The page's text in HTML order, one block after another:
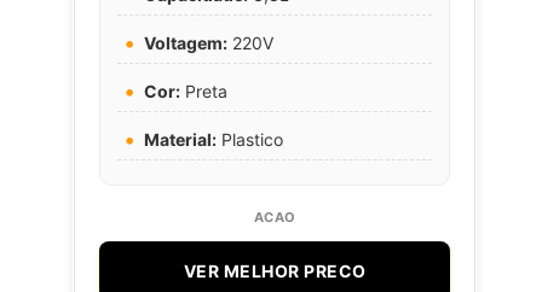
Voltagem: 220V
Cor: Preta
Material: Plastico
VER MELHOR PRECO